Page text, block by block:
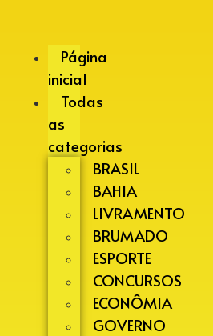
Página
inicial
Todas
as
categorias
BRASIL
BAHIA
LIVRAMENTO
BRUMADO
ESPORTE
CONCURSOS
ECONÔMIA
GOVERNO